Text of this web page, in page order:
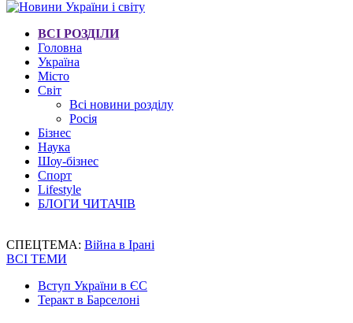
ВСІ РОЗДІЛИ
Головна
Україна
Місто
Світ
Всі новини розділу
Росія
Бізнес
Наука
Шоу-бізнес
Спорт
Lifestyle
БЛОГИ ЧИТАЧІВ
СПЕЦТЕМА: Війна в Ірані
ВСІ ТЕМИ
Вступ України в ЄС
Теракт в Барселоні